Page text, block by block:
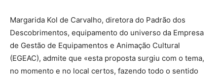
Margarida Kol de Carvalho, diretora do Padrão dos
Descobrimentos, equipamento do universo da Empresa
de Gestão de Equipamentos e Animação Cultural
(EGEAC), admite que «esta proposta surgiu com o tema,
no momento e no local certos, fazendo todo o sentido